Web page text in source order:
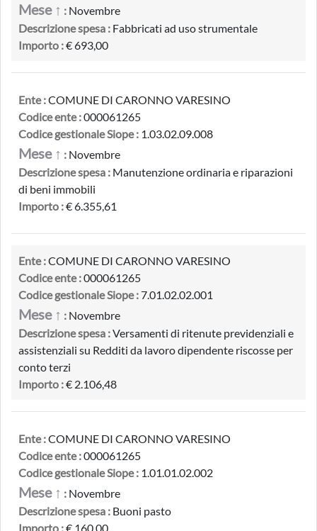
Mese ↑ : Novembre
Descrizione spesa : Fabbricati ad uso strumentale
Importo :€ 693,00
Ente :COMUNE DI CARONNO VARESINO
Codice ente :000061265
Codice gestionale Siope : 1.03.02.09.008
Mese ↑ : Novembre
Descrizione spesa : Manutenzione ordinaria e riparazioni
di beni immobili
Importo :€ 6.355,61
Ente :COMUNE DI CARONNO VARESINO
Codice ente :000061265
Codice gestionale Siope :7.01.02.02.001
Mese ↑ : Novembre
Descrizione spesa :Versamenti di ritenute previdenziali e
assistenziali su Redditi da lavoro dipendente riscosse per
conto terzi
Importo :€ 2.106,48
Ente :COMUNE DI CARONNO VARESINO
Codice ente :000061265
Codice gestionale Siope : 1.01.01.02.002
Mese ↑ : Novembre
Descrizione spesa : Buoni pasto
Importo :€ 160,00